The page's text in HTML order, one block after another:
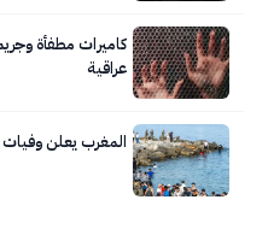
كاميرات مطفأة
عراقية
المغرب يعلن وفيات